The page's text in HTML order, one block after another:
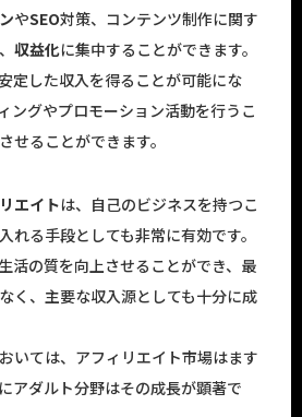
やSEO対策、コンテンツ制作に関す
収益化に集中することができます。
定した収入を得ることが可能にな
ングやプロモーション活動を行うこ
せることができます。
エイトは、自己のビジネスを持つこ
れる手段としても非常に有効です。
活の質を向上させることができ、最
く、主要な収入源としても十分に成
いては、アフィリエイト市場はます
アダルト分野はその成長が顕著で